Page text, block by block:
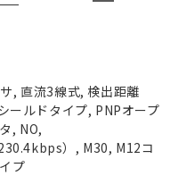
, 直流3線式, 検出距離
ールドタイプ, PNPオープ
, NO,
）, M30, M12コ
プ